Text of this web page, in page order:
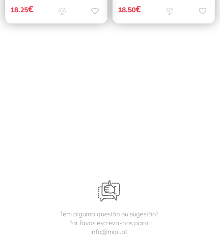
18.25€ 18.50€
Tem alguma questão ou sugestão?
Por favos escreva-nos para:
info@mipi.pt